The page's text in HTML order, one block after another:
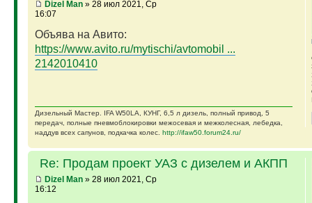
Dizel Man» 28 июл 2021, Ср
16:07
Объява на Авито:
https://www.avito.ru/mytischi/avtomobil ...
2142010410
Дизельный Мастер. IFA W50LA, КУНГ, 6,5 л дизель, полный привод, 5
передач, полные пневмоблокировки межосевая и межколесная, лебедка,
наддув всех сапунов, подкачка колес. http://ifaw50.forum24.ru/
Re: Продам проект УАЗ с дизелем и АКПП
Dizel Man» 28 июл 2021, Ср
16:12